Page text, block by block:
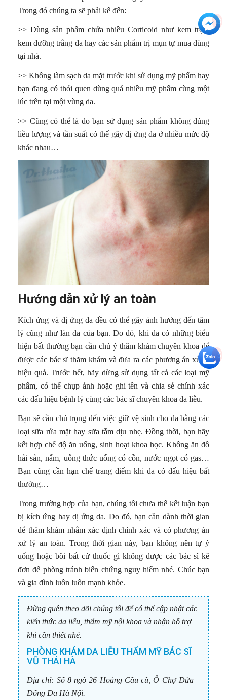
Trong đó chúng ta sẽ phải kể đến:
>> Dùng sản phẩm chứa nhiều Corticoid như kem trộn,
kem dưỡng trắng da hay các sản phẩm trị mụn tự mua dùng
tại nhà.
>> Không làm sạch da mặt trước khi sử dụng mỹ phẩm hay
bạn đang có thói quen dùng quá nhiều mỹ phẩm cùng một
lúc trên tại một vùng da.
>> Cũng có thể là do bạn sử dụng sản phẩm không đúng
liều lượng và tần suất có thể gây dị ứng da ở nhiều mức độ
khác nhau…
Hướng dẫn xử lý an toàn
Kích ứng và dị ứng da đều có thể gây ảnh hưởng đến tâm
lý cũng như làn da của bạn. Do đó, khi da có những biểu
hiện bất thường bạn cần chú ý thăm khám chuyên khoa để
được các bác sĩ thăm khám và đưa ra các phương án xử lý
hiệu quả. Trước hết, hãy dừng sử dụng tất cả các loại mỹ
phẩm, có thể chụp ảnh hoặc ghi tên và chia sẻ chính xác
các dấu hiệu bệnh lý cùng các bác sĩ chuyên khoa da liễu.
Bạn sẽ cần chú trọng đến việc giữ vệ sinh cho da bằng các
loại sữa rửa mặt hay sữa tắm dịu nhẹ. Đồng thời, bạn hãy
kết hợp chế độ ăn uống, sinh hoạt khoa học. Không ăn đồ
hải sản, nấm, uống thức uống có cồn, nước ngọt có gas…
Bạn cũng cần hạn chế trang điểm khi da có dấu hiệu bất
thường…
Trong trường hợp của bạn, chúng tôi chưa thể kết luận bạn
bị kích ứng hay dị ứng da. Do đó, bạn cần dành thời gian
để thăm khám nhằm xác định chính xác và có phương án
xử lý an toàn. Trong thời gian này, bạn không nên tự ý
uống hoặc bôi bất cứ thuốc gì không được các bác sĩ kê
đơn để phòng tránh biến chứng nguy hiểm nhé. Chúc bạn
và gia đình luôn luôn mạnh khỏe.
Đừng quên theo dõi chúng tôi để có thể cập nhật các
kiến thức da liễu, thẩm mỹ nội khoa và nhận hỗ trợ
khi cần thiết nhé.
PHÒNG KHÁM DA LIỄU THẨM MỸ BÁC SĨ
VŨ THÁI HÀ
Địa chỉ: Số 8 ngõ 26 Hoàng Cầu cũ, Ô Chợ Dừa –
Đống Đa Hà Nội.
+3
+5